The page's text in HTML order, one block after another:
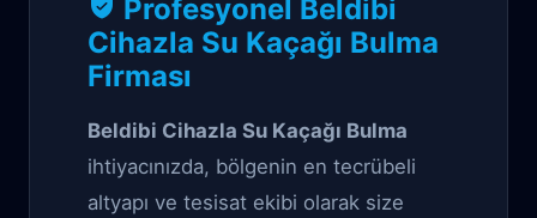
Beldibi Cihazla Su
Kaçağı Bulma
Profesyonel Beldibi
Cihazla Su Kaçağı Bulma
Firması
Beldibi Cihazla Su Kaçağı Bulma
ihtiyacınızda, bölgenin en tecrübeli
altyapı ve tesisat ekibi olarak size